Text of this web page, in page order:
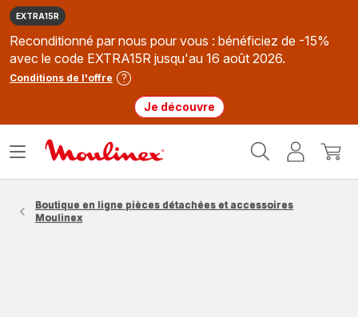
EXTRA15R
Reconditionné par nous pour vous : bénéficiez de -15%
avec le code EXTRA15R jusqu'au 16 août 2026.
Conditions de l'offre
Je découvre
MonMon
Ouvrir
Boutique en ligne pièces détachées et accessoires
Moulinex